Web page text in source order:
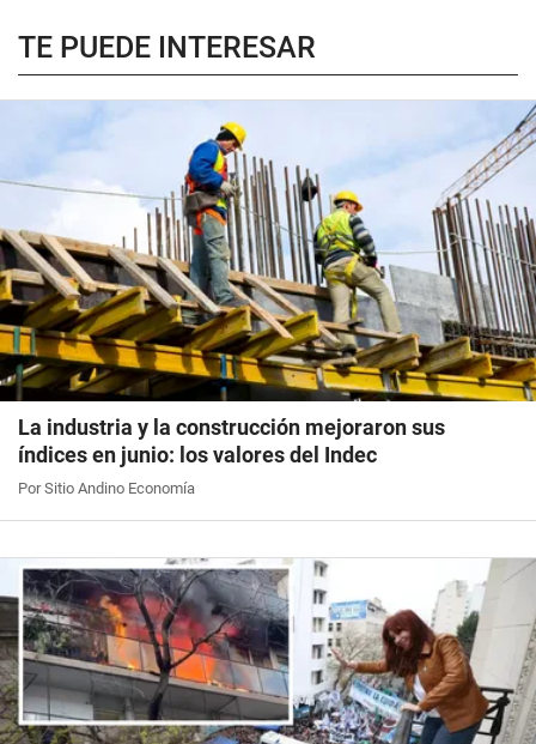
TE PUEDE INTERESAR
La industria y la construcción mejoraron sus
índices en junio: los valores del Indec
Por Sitio Andino Economía